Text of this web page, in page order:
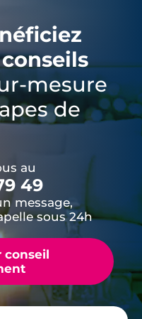
mesure
de
au
49
message,
sous 24h